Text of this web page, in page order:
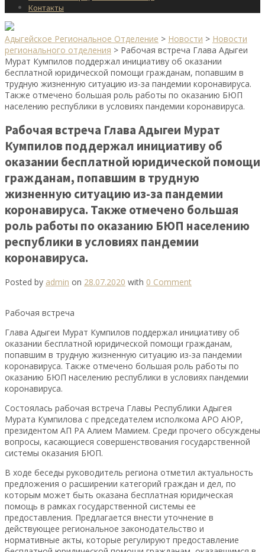
Контакты
Адыгейское Региональное Отделение > Новости > Новости
регионального отделения > Рабочая встреча Глава Адыгеи
Мурат Кумпилов поддержал инициативу об оказании
бесплатной юридической помощи гражданам, попавшим в
трудную жизненную ситуацию из-за пандемии коронавируса.
Также отмечено большая роль работы по оказанию БЮП
населению республики в условиях пандемии коронавируса.
Рабочая встреча Глава Адыгеи Мурат
Кумпилов поддержал инициативу об
оказании бесплатной юридической помощи
гражданам, попавшим в трудную
жизненную ситуацию из-за пандемии
коронавируса. Также отмечено большая
роль работы по оказанию БЮП населению
республики в условиях пандемии
коронавируса.
Posted by admin on 28.07.2020 with 0 Comment
Рабочая встреча
Глава Адыгеи Мурат Кумпилов поддержал инициативу об
оказании бесплатной юридической помощи гражданам,
попавшим в трудную жизненную ситуацию из-за пандемии
коронавируса. Также отмечено большая роль работы по
оказанию БЮП населению республики в условиях пандемии
коронавируса.
Состоялась рабочая встреча Главы Республики Адыгея
Мурата Кумпилова с председателем исполкома АРО АЮР,
президентом АП РА Алием Мамием. Среди прочего обсуждены
вопросы, касающиеся совершенствования государственной
системы оказания БЮП.
В ходе беседы руководитель региона отметил актуальность
предложения о расширении категорий граждан и дел, по
которым может быть оказана бесплатная юридическая
помощь в рамках государственной системы ее
предоставления. Предлагается внести уточнение в
действующее региональное законодательство и
нормативные акты, которые регулируют предоставление